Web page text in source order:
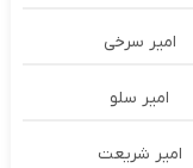
امیر سرخی
امیر سلو
امیر شریعت